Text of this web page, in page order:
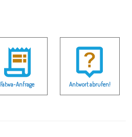
Fatwa-Anfrage Antwort abrufen!